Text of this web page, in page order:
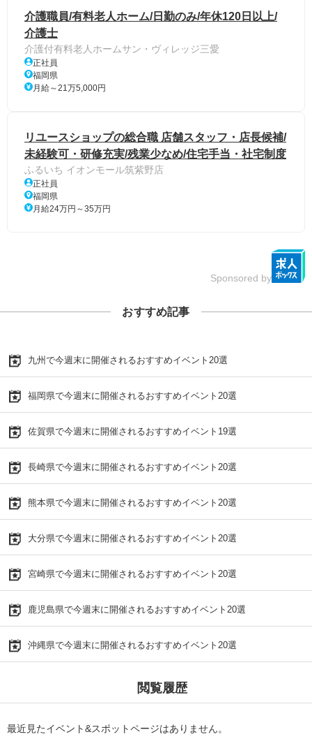
介護職員/有料老人ホーム/日勤のみ/年休120日以上/
介護士
介護付有料老人ホームサン・ヴィレッジ三愛
正社員
福岡県
月給～21万5,000円
リユースショップの総合職 店舗スタッフ・店長候補/
未経験可・研修充実/残業少なめ/住宅手当・社宅制度
ふるいち イオンモール筑紫野店
正社員
福岡県
月給24万円～35万円
Sponsored by
おすすめ記事
九州で今週末に開催されるおすすめイベント20選
福岡県で今週末に開催されるおすすめイベント20選
佐賀県で今週末に開催されるおすすめイベント19選
長崎県で今週末に開催されるおすすめイベント20選
熊本県で今週末に開催されるおすすめイベント20選
大分県で今週末に開催されるおすすめイベント20選
宮崎県で今週末に開催されるおすすめイベント20選
鹿児島県で今週末に開催されるおすすめイベント20選
沖縄県で今週末に開催されるおすすめイベント20選
閲覧履歴
最近見たイベント&スポットページはありません。